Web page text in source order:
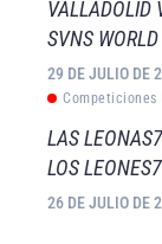
VALLADOLID
SVNS
29 DE JULIO DE
LAS
LOS
26 DE JULIO DE